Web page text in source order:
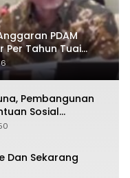
PDAM
Per Tahun Tuai
Pembangunan
Sosial
Tiga
Dan Sekarang